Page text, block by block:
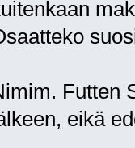
Futten
eikä